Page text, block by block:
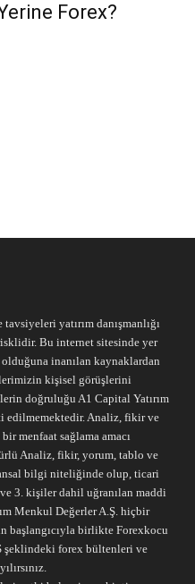
Forex?
yatırım danışmanlığı
Bu internet sitesinde yer
inanılan kaynaklardan
kişisel görüşlerini
doğruluğu A1 Capital Yatırım
edilmemektedir. Analiz, fikir ve
menfaat sağlama amacı
Analiz, fikir, yorum, tablo ve
bilgi niteliğinde olup, ticari
3. kişiler dahil uğranılan maddi
Menkul Değerler A.Ş. hiçbir
başlangıcıyla birlikte Forexkocu
şeklindeki forex bültenleri ve